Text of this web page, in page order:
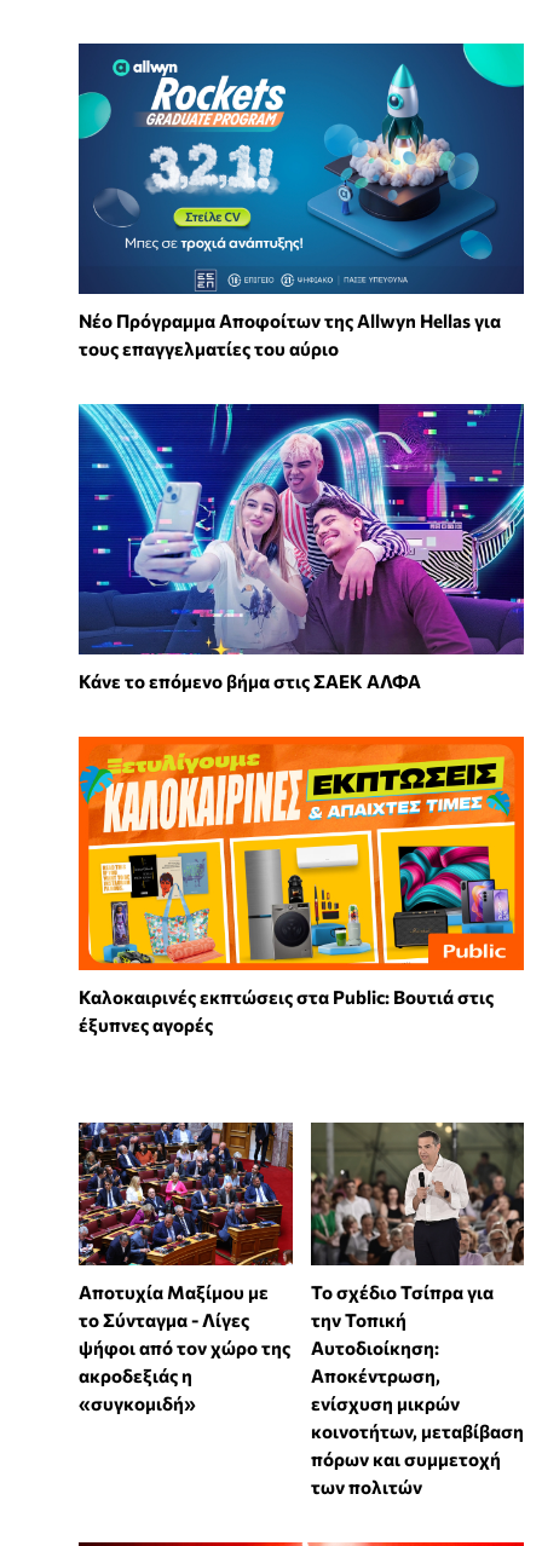
Νέο Πρόγραμμα Αποφοίτων της Allwyn Hellas για
τους επαγγελματίες του αύριο
Κάνε το επόμενο βήμα στις ΣΑΕΚ ΑΛΦΑ
Καλοκαιρινές εκπτώσεις στα Public: Βουτιά στις
έξυπνες αγορές
Αποτυχία Μαξίμου με
το Σύνταγμα - Λίγες
ψήφοι από τον χώρο της
ακροδεξιάς η
«συγκομιδή»
Το σχέδιο Τσίπρα για
την Τοπική
Αυτοδιοίκηση:
Αποκέντρωση,
ενίσχυση μικρών
κοινοτήτων, μεταβίβαση
πόρων και συμμετοχή
των πολιτών